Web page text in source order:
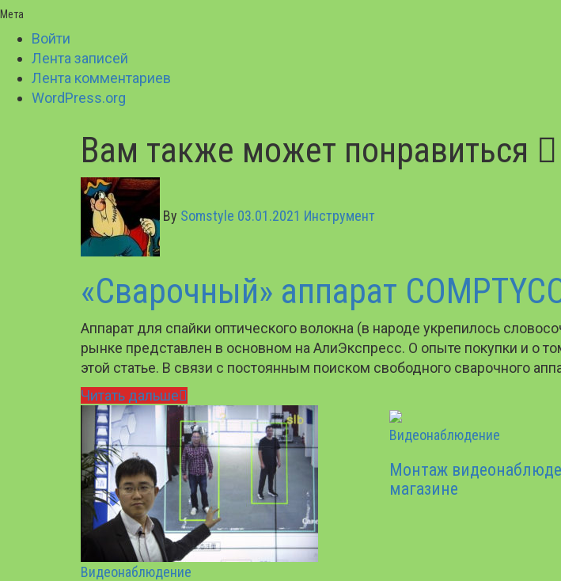
Мета
Войти
Лента записей
Лента комментариев
WordPress.org
Вам также может понравиться
By Somstyle 03.01.2021 Инструмент
«Сварочный» аппарат
Аппарат для спайки оптического волокна (в народе укрепилось
рынке представлен в основном на АлиЭкспресс. О опыте покупки и о
этой статье. В связи с постоянным поиском свободного сварочного
Читать дальше
Видеонаблюдение
Видеонаблюдение
Монтаж
магазине